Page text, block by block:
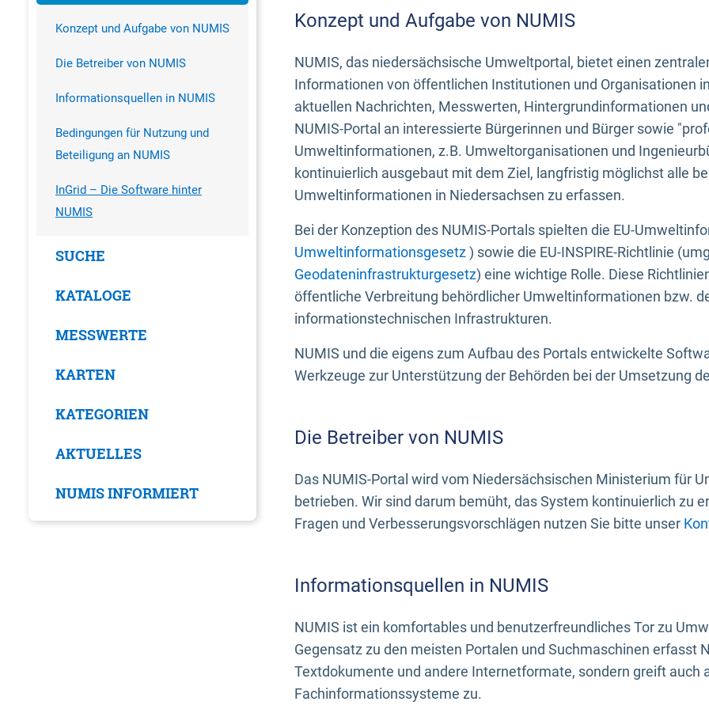
Konzept und Aufgabe von NUMIS
Die Betreiber von NUMIS
Informationsquellen in NUMIS
Bedingungen für Nutzung und
Beteiligung an NUMIS
InGrid – Die Software hinter
NUMIS
SUCHE
KATALOGE
MESSWERTE
KARTEN
KATEGORIEN
AKTUELLES
NUMIS INFORMIERT
Konzept und Aufgabe von NUMIS
NUMIS, das niedersächsische Umweltportal, bietet einen
Informationen von öffentlichen Institutionen und Organisationen
aktuellen Nachrichten, Messwerten, Hintergrundinformationen
NUMIS-Portal an interessierte Bürgerinnen und Bürger sowie
Umweltinformationen, z.B. Umweltorganisationen und
kontinuierlich ausgebaut mit dem Ziel, langfristig möglichst alle
Umweltinformationen in Niedersachsen zu erfassen.
Bei der Konzeption des NUMIS-Portals spielten die EU-
Umweltinformationsgesetz) sowie die EU-INSPIRE-Richtlinie
Geodateninfrastrukturgesetz) eine wichtige Rolle. Diese
öffentliche Verbreitung behördlicher Umweltinformationen bzw.
informationstechnischen Infrastrukturen.
NUMIS und die eigens zum Aufbau des Portals entwickelte
Werkzeuge zur Unterstützung der Behörden bei der Umsetzung
Die Betreiber von NUMIS
Das NUMIS-Portal wird vom Niedersächsischen Ministerium für
betrieben. Wir sind darum bemüht, das System kontinuierlich zu
Fragen und Verbesserungsvorschlägen nutzen Sie bitte unser
Informationsquellen in NUMIS
NUMIS ist ein komfortables und benutzerfreundliches Tor zu
Gegensatz zu den meisten Portalen und Suchmaschinen erfasst
Textdokumente und andere Internetformate, sondern greift auch
Fachinformationssysteme zu.